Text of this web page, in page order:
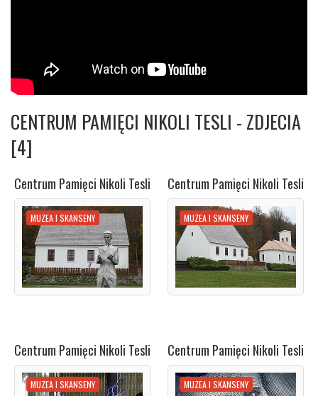
CENTRUM PAMIĘCI NIKOLI TESLI - ZDJECIA
[4]
Centrum Pamięci Nikoli Tesli
MUZEA I SKANSENY
Centrum Pamięci Nikoli Tesli
MUZEA I SKANSENY
Centrum Pamięci Nikoli Tesli
MUZEA I SKANSENY
Centrum Pamięci Nikoli Tesli
MUZEA I SKANSENY